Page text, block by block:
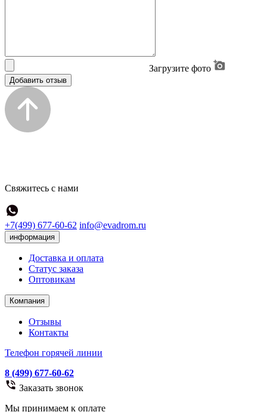
Загрузите фото
Добавить отзыв
Свяжитесь с нами
+7(499) 677-60-62 info@evadrom.ru
информация
Доставка и оплата
Статус заказа
Оптовикам
Компания
Отзывы
Контакты
Телефон горячей линии
8 (499) 677-60-62
Заказать звонок
Мы принимаем к оплате